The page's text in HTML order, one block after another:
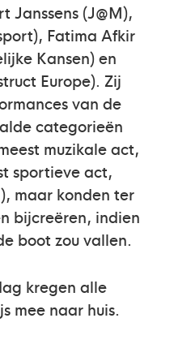
Janssens (J@M),
Fatima Afkir
Kansen) en
Europe). Zij
van de
categorieën
muzikale act,
sportieve act,
maar konden ter
bijcreëren, indien
boot zou vallen.
kregen alle
mee naar huis.